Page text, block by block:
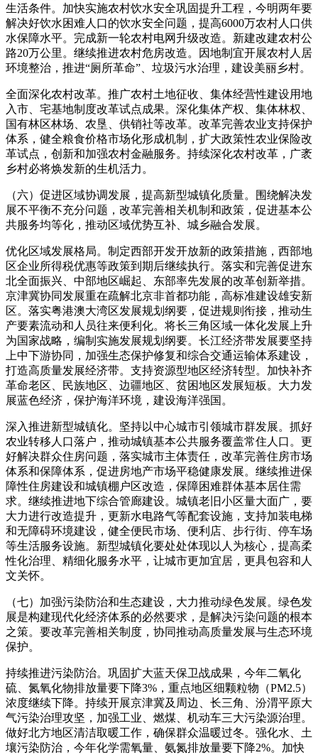
生活条件。加快实施农村饮水安全巩固提升工程，今明两年要
解决好饮水困难人口的饮水安全问题，提高6000万农村人口供
水保障水平。完成新一轮农村电网升级改造。新建改建农村公
路20万公里。继续推进农村危房改造。因地制宜开展农村人居
环境整治，推进“厕所革命”、垃圾污水治理，建设美丽乡村。
全面深化农村改革。推广农村土地征收、集体经营性建设用地
入市、宅基地制度改革试点成果。深化集体产权、集体林权、
国有林区林场、农垦、供销社等改革。改革完善农业支持保护
体系，健全粮食价格市场化形成机制，扩大政策性农业保险改
革试点，创新和加强农村金融服务。持续深化农村改革，广袤
乡村必将焕发新的生机活力。
（六）促进区域协调发展，提高新型城镇化质量。围绕解决发
展不平衡不充分问题，改革完善相关机制和政策，促进基本公
共服务均等化，推动区域优势互补、城乡融合发展。
优化区域发展格局。制定西部开发开放新的政策措施，西部地
区企业所得税优惠等政策到期后继续执行。落实和完善促进东
北全面振兴、中部地区崛起、东部率先发展的改革创新举措。
京津冀协同发展重在疏解北京非首都功能，高标准建设雄安新
区。落实粤港澳大湾区发展规划纲要，促进规则衔接，推动生
产要素流动和人员往来便利化。将长三角区域一体化发展上升
为国家战略，编制实施发展规划纲要。长江经济带发展要坚持
上中下游协同，加强生态保护修复和综合交通运输体系建设，
打造高质量发展经济带。支持资源型地区经济转型。加快补齐
革命老区、民族地区、边疆地区、贫困地区发展短板。大力发
展蓝色经济，保护海洋环境，建设海洋强国。
深入推进新型城镇化。坚持以中心城市引领城市群发展。抓好
农业转移人口落户，推动城镇基本公共服务覆盖常住人口。更
好解决群众住房问题，落实城市主体责任，改革完善住房市场
体系和保障体系，促进房地产市场平稳健康发展。继续推进保
障性住房建设和城镇棚户区改造，保障困难群体基本居住需
求。继续推进地下综合管廊建设。城镇老旧小区量大面广，要
大力进行改造提升，更新水电路气等配套设施，支持加装电梯
和无障碍环境建设，健全便民市场、便利店、步行街、停车场
等生活服务设施。新型城镇化要处处体现以人为核心，提高柔
性化治理、精细化服务水平，让城市更加宜居，更具包容和人
文关怀。
（七）加强污染防治和生态建设，大力推动绿色发展。绿色发
展是构建现代化经济体系的必然要求，是解决污染问题的根本
之策。要改革完善相关制度，协同推动高质量发展与生态环境
保护。
持续推进污染防治。巩固扩大蓝天保卫战成果，今年二氧化
硫、氮氧化物排放量要下降3%，重点地区细颗粒物（PM2.5）
浓度继续下降。持续开展京津冀及周边、长三角、汾渭平原大
气污染治理攻坚，加强工业、燃煤、机动车三大污染源治理。
做好北方地区清洁取暖工作，确保群众温暖过冬。强化水、土
壤污染防治，今年化学需氧量、氨氮排放量要下降2%。加快